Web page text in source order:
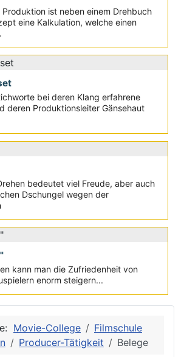
ist neben einem Drehbuch
eine Kalkulation, welche einen
bei deren Klang erfahrene
deren Produktionsleiter Gänsehaut
bedeutet viel Freude, aber auch
Dschungel wegen der
kann man die Zufriedenheit von
enorm steigern...
Movie-College
Filmschule
Producer-Tätigkeit Belege